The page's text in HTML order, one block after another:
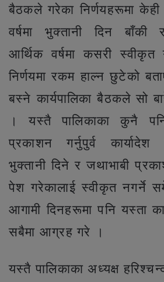
बैठकले गरेका निर्णयहरूमा केही
वर्षमा भुक्तानी दिन बाँकी
आर्थिक वर्षमा कसरी स्वीकृत
निर्णयमा रकम हाल्न छुटेको
बस्ने कार्यपालिका बैठकले सो
। यस्तै पालिकाका कुनै
प्रकाशन गर्नुपुर्व कार्यादेश
भुक्तानी दिने र जथाभाबी
पेश गरेकालाई स्वीकृत नगर्ने
आगामी दिनहरूमा पनि यस्ता
सबैमा आग्रह गरे ।
यस्तै पालिकाका अध्यक्ष